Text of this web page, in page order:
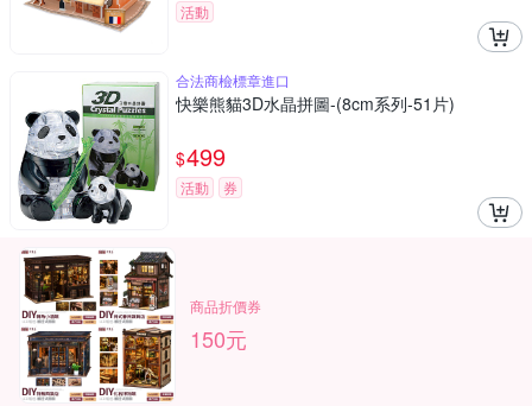
活動
合法商檢標章進口
快樂熊貓3D水晶拼圖-(8cm系列-51片)
$499
活動 券
商品折價券
150元